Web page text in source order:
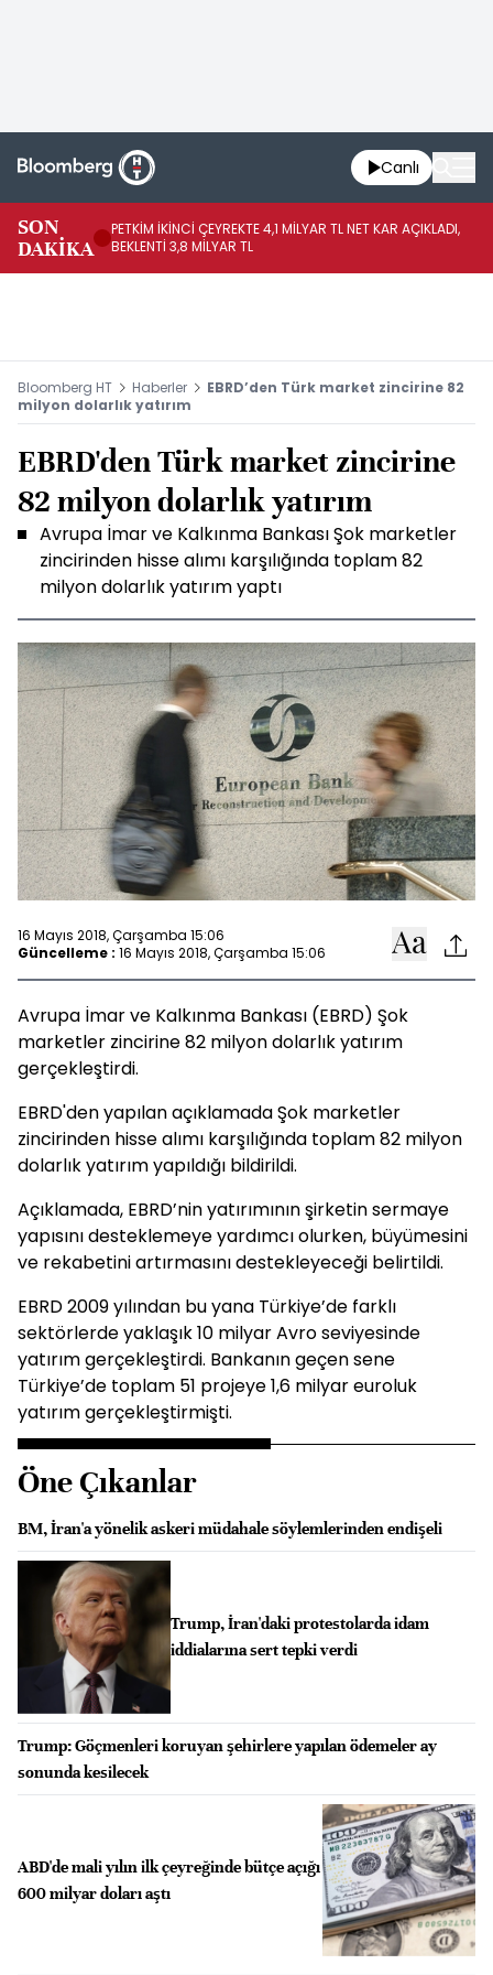
Canlı
SON
DAKİKA
PETKİM İKİNCİ ÇEYREKTE 4,1 MİLYAR TL NET KAR AÇIKLADI,
BEKLENTİ 3,8 MİLYAR TL
Bloomberg HT Haberler
EBRD’den Türk market zincirine 82
milyon dolarlık yatırım
EBRD'den Türk market zincirine
82 milyon dolarlık yatırım
Avrupa İmar ve Kalkınma Bankası Şok marketler
zincirinden hisse alımı karşılığında toplam 82
milyon dolarlık yatırım yaptı
16 Mayıs 2018, Çarşamba 15:06
Güncelleme : 16 Mayıs 2018, Çarşamba 15:06
Avrupa İmar ve Kalkınma Bankası (EBRD) Şok
marketler zincirine 82 milyon dolarlık yatırım
gerçekleştirdi.
EBRD'den yapılan açıklamada Şok marketler
zincirinden hisse alımı karşılığında toplam 82 milyon
dolarlık yatırım yapıldığı bildirildi.
Açıklamada, EBRD’nin yatırımının şirketin sermaye
yapısını desteklemeye yardımcı olurken, büyümesini
ve rekabetini artırmasını destekleyeceği belirtildi.
EBRD 2009 yılından bu yana Türkiye’de farklı
sektörlerde yaklaşık 10 milyar Avro seviyesinde
yatırım gerçekleştirdi. Bankanın geçen sene
Türkiye’de toplam 51 projeye 1,6 milyar euroluk
yatırım gerçekleştirmişti.
Öne Çıkanlar
BM, İran'a yönelik askeri müdahale söylemlerinden endişeli
Trump, İran'daki protestolarda idam
iddialarına sert tepki verdi
Trump: Göçmenleri koruyan şehirlere yapılan ödemeler ay
sonunda kesilecek
ABD'de mali yılın ilk çeyreğinde bütçe açığı
600 milyar doları aştı